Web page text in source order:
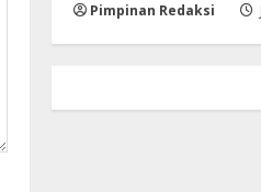
Pimpinan Redaksi